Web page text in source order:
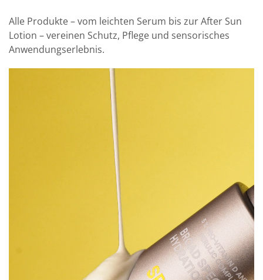
Alle Produkte – vom leichten Serum bis zur After Sun
Lotion – vereinen Schutz, Pflege und sensorisches
Anwendungserlebnis.